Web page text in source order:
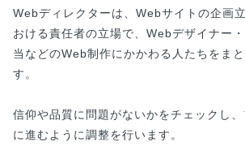
Webディレクターは、Webサイトの企画
おける責任者の立場で、Webデザイナー
当などのWeb制作にかかわる人たちをま
す。
信仰や品質に問題がないかをチェックし
に進むように調整を行います。